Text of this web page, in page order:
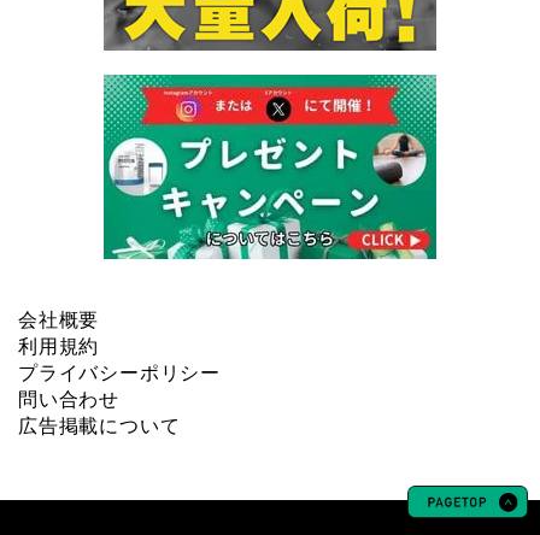
会社概要
利用規約
プライバシーポリシー
問い合わせ
広告掲載について